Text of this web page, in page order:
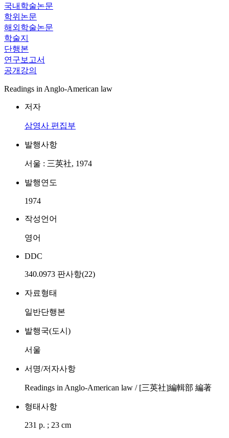
국내학술논문
학위논문
해외학술논문
학술지
단행본
연구보고서
공개강의
Readings in Anglo-American law
저자
삼영사 편집부
발행사항
서울 : 三英社, 1974
발행연도
1974
작성언어
영어
DDC
340.0973 판사항(22)
자료형태
일반단행본
발행국(도시)
서울
서명/저자사항
Readings in Anglo-American law / [三英社]編輯部 編著
형태사항
231 p. ; 23 cm